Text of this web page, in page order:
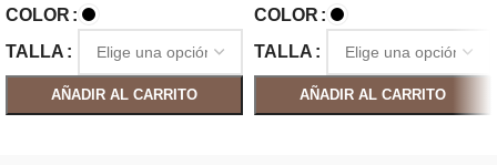
COLOR
TALLA
AÑADIR AL CARRITO
COLOR
TALLA
AÑADIR AL CARRITO